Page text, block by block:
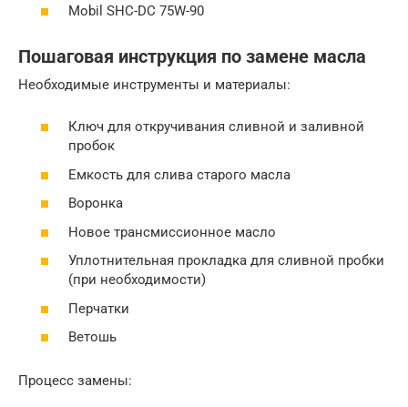
Mobil SHC-DC 75W-90
Пошаговая инструкция по замене масла
Необходимые инструменты и материалы:
Ключ для откручивания сливной и заливной
пробок
Емкость для слива старого масла
Воронка
Новое трансмиссионное масло
Уплотнительная прокладка для сливной пробки
(при необходимости)
Перчатки
Ветошь
Процесс замены: